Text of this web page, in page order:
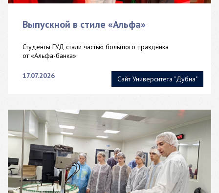
Сайт Университета "Дубна"
Выпускной в стиле «Альфа»
Студенты ГУД стали частью большого праздника
от «Альфа-банка».
17.07.2026